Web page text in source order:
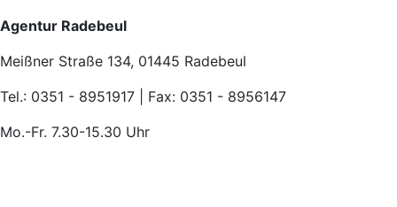
Agentur Radebeul
Meißner Straße 134, 01445 Radebeul
Tel.: 0351 - 8951917 | Fax: 0351 - 8956147
Mo.-Fr. 7.30-15.30 Uhr